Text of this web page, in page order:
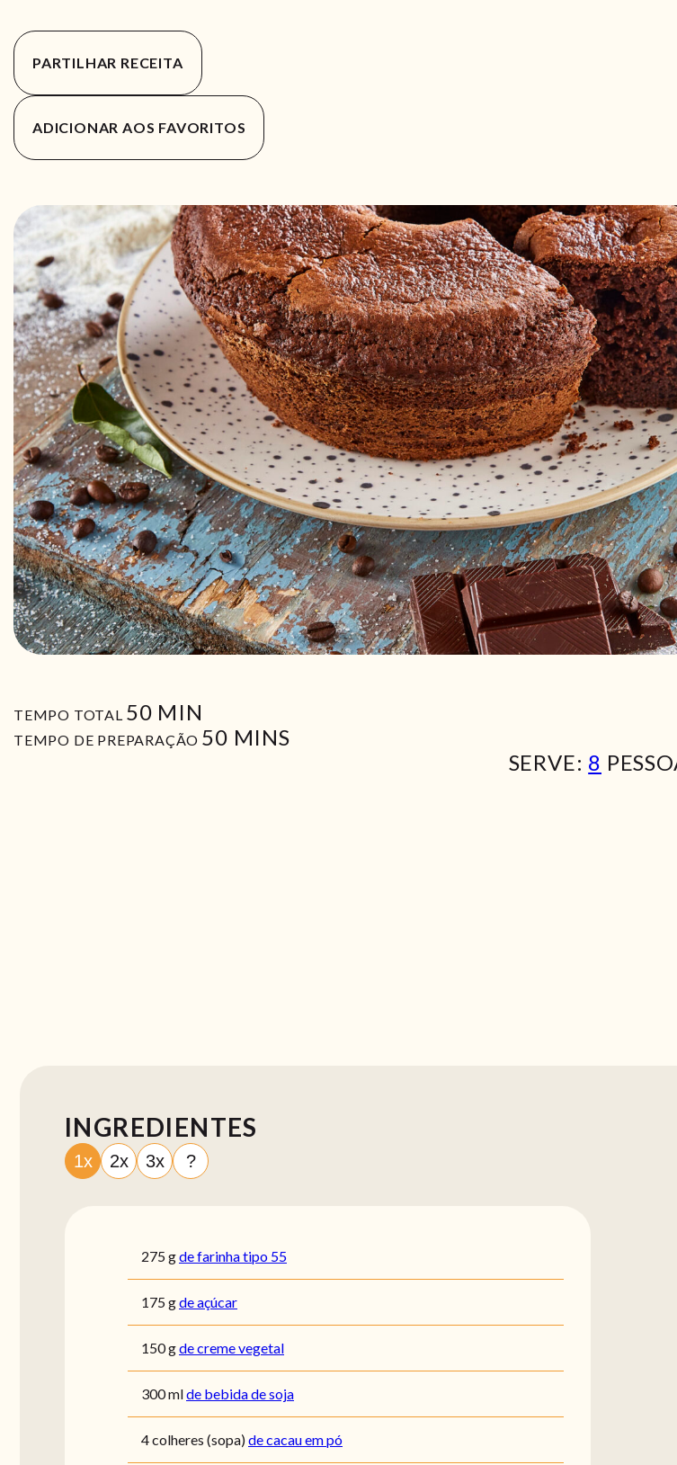
PARTILHAR RECEITA
ADICIONAR AOS FAVORITOS
TEMPO TOTAL 50MIN
MIN
TEMPO DE PREPARAÇÃO 50MIN
MINS
SERVE: 8
INGREDIENTES
1x 2x 3x ?
275gde farinha tipo 55
175gde açúcar
150gde creme vegetal
300mlde bebida de soja
4colheres (sopa)de cacau em pó